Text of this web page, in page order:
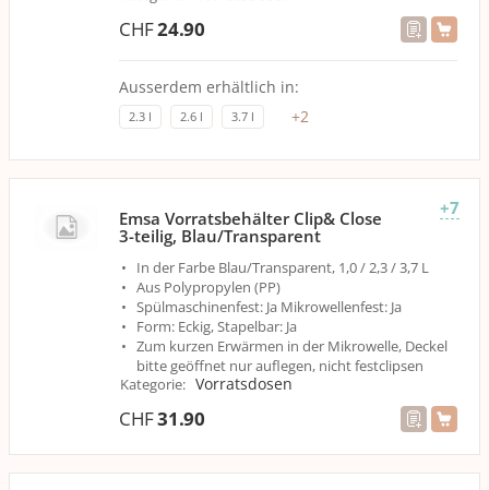
CHF24.90
Ausserdem erhältlich in:
2.3 l 2.6 l 3.7 l +2
+7
Emsa Vorratsbehälter Clip& Close
3-teilig, Blau/Transparent
In der Farbe Blau/Transparent, 1,0 / 2,3 / 3,7 L
Aus Polypropylen (PP)
Spülmaschinenfest: Ja Mikrowellenfest: Ja
Form: Eckig, Stapelbar: Ja
Zum kurzen Erwärmen in der Mikrowelle, Deckel
bitte geöffnet nur auflegen, nicht festclipsen
Kategorie: Vorratsdosen
CHF31.90